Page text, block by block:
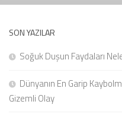
SON YAZILAR
Soğuk Duşun Faydaları
Dünyanın En Garip
Gizemli Olay